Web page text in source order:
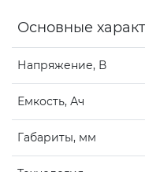
Основные
Напряжение, В
Емкость, Ач
Габариты, мм